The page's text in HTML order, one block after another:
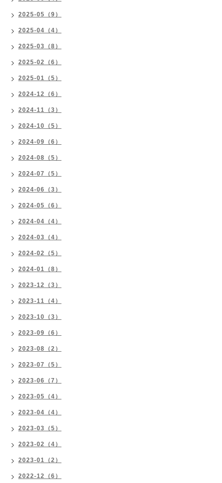
2025-05（9）
2025-04（4）
2025-03（8）
2025-02（6）
2025-01（5）
2024-12（6）
2024-11（3）
2024-10（5）
2024-09（6）
2024-08（5）
2024-07（5）
2024-06（3）
2024-05（6）
2024-04（4）
2024-03（4）
2024-02（5）
2024-01（8）
2023-12（3）
2023-11（4）
2023-10（3）
2023-09（6）
2023-08（2）
2023-07（5）
2023-06（7）
2023-05（4）
2023-04（4）
2023-03（5）
2023-02（4）
2023-01（2）
2022-12（6）